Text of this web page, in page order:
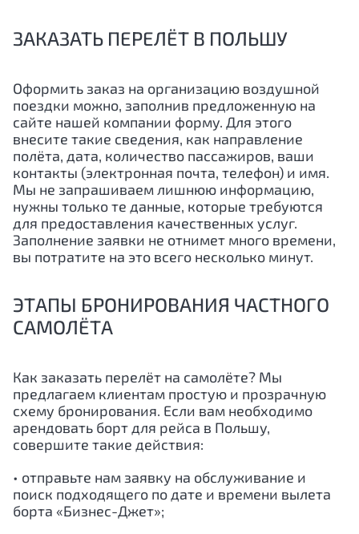
ЗАКАЗАТЬ ПЕРЕЛЁТ В ПОЛЬШУ
Оформить заказ на организацию воздушной
поездки можно, заполнив предложенную на
сайте нашей компании форму. Для этого
внесите такие сведения, как направление
полёта, дата, количество пассажиров, ваши
контакты (электронная почта, телефон) и имя.
Мы не запрашиваем лишнюю информацию,
нужны только те данные, которые требуются
для предоставления качественных услуг.
Заполнение заявки не отнимет много времени,
вы потратите на это всего несколько минут.
ЭТАПЫ БРОНИРОВАНИЯ ЧАСТНОГО
САМОЛЁТА
Как заказать перелёт на самолёте? Мы
предлагаем клиентам простую и прозрачную
схему бронирования. Если вам необходимо
арендовать борт для рейса в Польшу,
совершите такие действия:
• отправьте нам заявку на обслуживание и
поиск подходящего по дате и времени вылета
борта «Бизнес-Джет»;